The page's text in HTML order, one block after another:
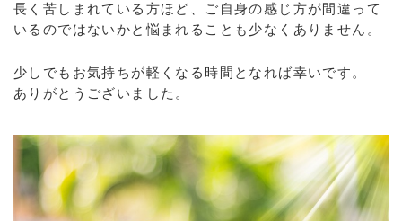
長く苦しまれている方ほど、ご自身の感じ方が間違って
いるのではないかと悩まれることも少なくありません。
少しでもお気持ちが軽くなる時間となれば幸いです。
ありがとうございました。